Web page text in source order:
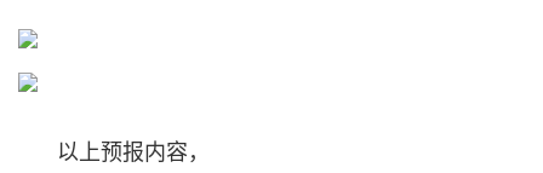
以上预报内容，